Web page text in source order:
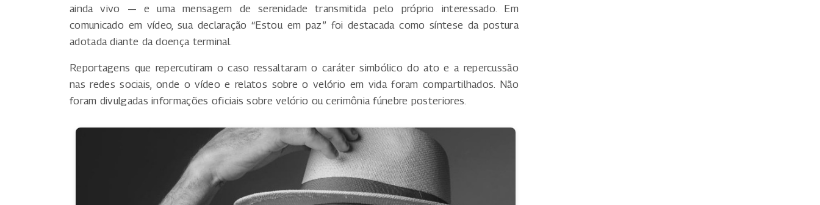
ainda vivo — e uma mensagem de serenidade transmitida pelo próprio interessado. Em
comunicado em vídeo, sua declaração “Estou em paz” foi destacada como síntese da postura
adotada diante da doença terminal.
Reportagens que repercutiram o caso ressaltaram o caráter simbólico do ato e a repercussão
nas redes sociais, onde o vídeo e relatos sobre o velório em vida foram compartilhados. Não
foram divulgadas informações oficiais sobre velório ou cerimônia fúnebre posteriores.